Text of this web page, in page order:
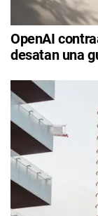
OpenAI
desatan una